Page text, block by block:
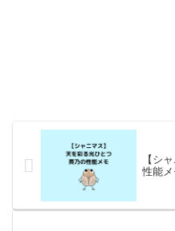
【シ
性能メ